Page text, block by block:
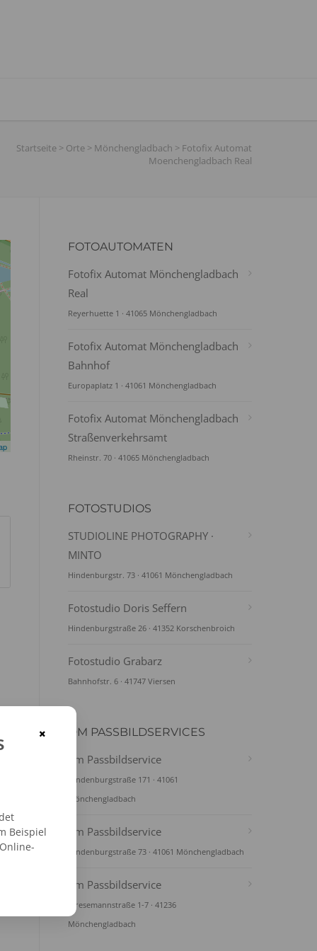
Startseite > Orte > Mönchengladbach > Fotofix Automat
Moenchengladbach Real
FOTOAUTOMATEN
Fotofix Automat Mönchengladbach
Real
Reyerhuette 1 · 41065 Mönchengladbach
Fotofix Automat Mönchengladbach
Bahnhof
Europaplatz 1 · 41061 Mönchengladbach
Fotofix Automat Mönchengladbach
Straßenverkehrsamt
Rheinstr. 70 · 41065 Mönchengladbach
FOTOSTUDIOS
STUDIOLINE PHOTOGRAPHY ·
MINTO
Hindenburgstr. 73 · 41061 Mönchengladbach
Fotostudio Doris Seffern
Hindenburgstraße 26 · 41352 Korschenbroich
Fotostudio Grabarz
Bahnhofstr. 6 · 41747 Viersen
DM PASSBILDSERVICES
dm Passbildservice
Hindenburgstraße 171 · 41061
Mönchengladbach
dm Passbildservice
Hindenburgstraße 73 · 41061 Mönchengladbach
dm Passbildservice
Stresemannstraße 1-7 · 41236
Mönchengladbach
×
Beispiel